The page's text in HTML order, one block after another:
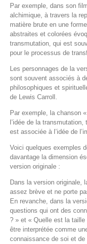
Par exemple, dans son
alchimique, à travers la
matière brute en une
abstraites et colorées
transmutation, qui est
pour le processus de
Les personnages de la
sont souvent associés à
philosophiques et
de Lewis Carroll.
Par exemple, la chanson
l’idée de la
est associée à l’idée de
Voici quelques exemples
davantage la dimension
version originale :
Dans la version originale,
assez brève et ne porte
En revanche, dans la
questions qui ont des
? » et « Quelle est la
être interprétée comme
connaissance de soi et de